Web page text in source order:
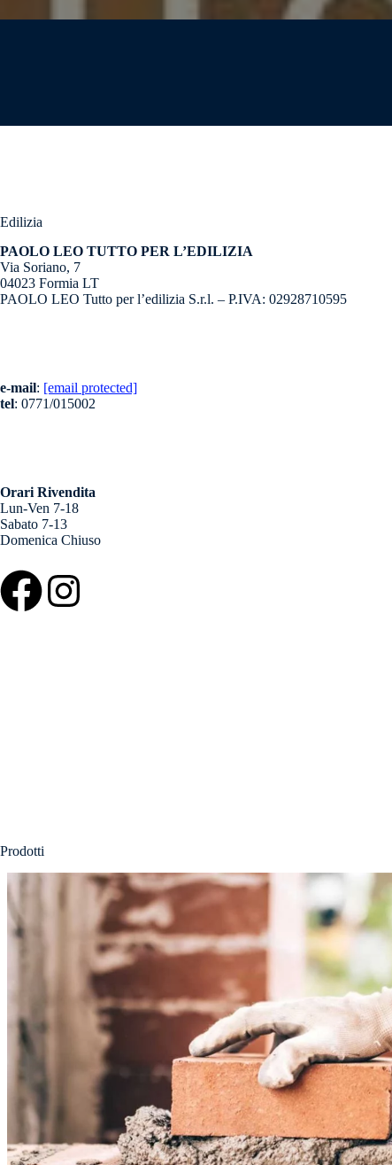
Edilizia
PAOLO LEO TUTTO PER L’EDILIZIA
Via Soriano, 7
04023 Formia LT
PAOLO LEO Tutto per l’edilizia S.r.l. – P.IVA: 02928710595
e-mail: [email protected]
tel: 0771/015002
Orari Rivendita
Lun-Ven 7-18
Sabato 7-13
Domenica Chiuso
Prodotti